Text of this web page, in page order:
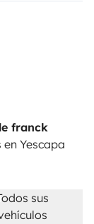
franck
Yescapa
sus